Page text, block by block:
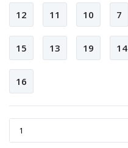
12 11 10 7
15 13 19 14
16